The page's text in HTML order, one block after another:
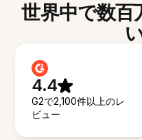
世界中で数百
4.4
G2で2,100件以上のレ
ビュー